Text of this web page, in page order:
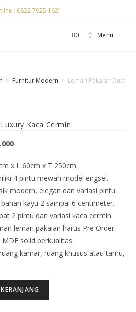
: 0822 7925 1621
0 Menu
> Furnitur Modern > Lemari Pakaian Duco
Kaca Cermin
x L 60cm x T 250cm.
4 pintu mewah model engsel.
modern, elegan dan variasi pintu.
kayu 2 sampai 6 centimeter.
2 pintu dan variasi kaca cermin.
lemari pakaian harus Pre Order.
solid berkualitas.
kamar, ruang khusus atau tamu,